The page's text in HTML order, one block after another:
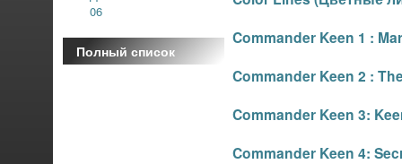
06
Полный список
Commander Keen 1 :
Commander Keen 2 :
Commander Keen 3:
Commander Keen 4: